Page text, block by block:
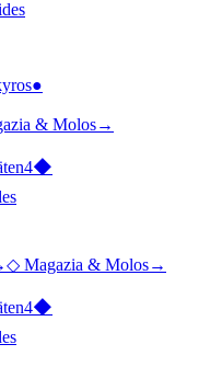
●
& Molos→
4◆
◇ Magazia & Molos→
4◆